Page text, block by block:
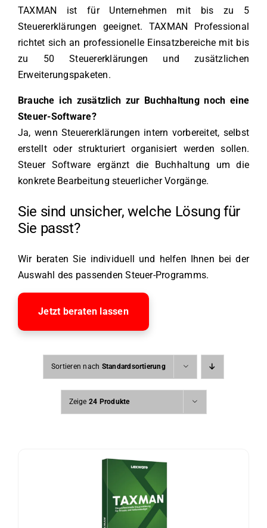
TAXMAN ist für Unternehmen mit bis zu 5
Steuererklärungen geeignet. TAXMAN Professional
richtet sich an professionelle Einsatzbereiche mit bis
zu 50 Steuererklärungen und zusätzlichen
Erweiterungspaketen.
Brauche ich zusätzlich zur Buchhaltung noch eine
Steuer-Software?
Ja, wenn Steuererklärungen intern vorbereitet, selbst
erstellt oder strukturiert organisiert werden sollen.
Steuer Software ergänzt die Buchhaltung um die
konkrete Bearbeitung steuerlicher Vorgänge.
Sie sind unsicher, welche Lösung für
Sie passt?
Wir beraten Sie individuell und helfen Ihnen bei der
Auswahl des passenden Steuer-Programms.
Jetzt beraten lassen
Sortieren nach Standardsortierung
Zeige 24 Produkte